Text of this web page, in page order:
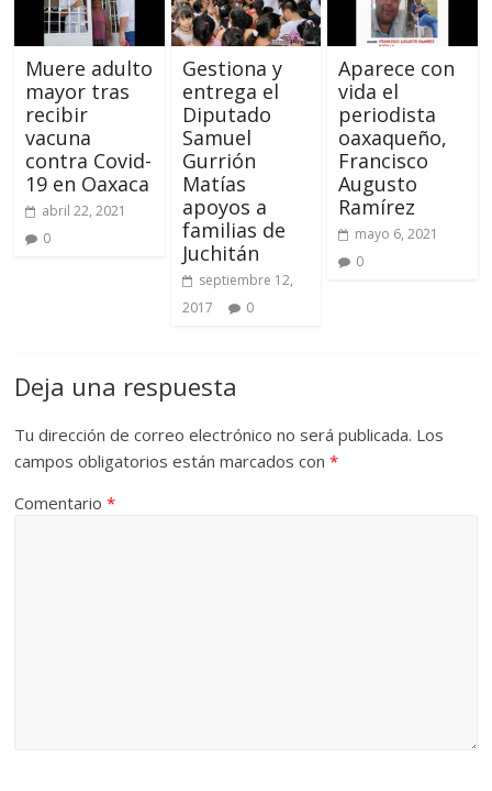
Muere adulto
mayor tras
recibir
vacuna
contra Covid-
19 en Oaxaca
abril 22, 2021
0
Gestiona y
entrega el
Diputado
Samuel
Gurrión
Matías
apoyos a
familias de
Juchitán
septiembre 12,
2017
0
Aparece con
vida el
periodista
oaxaqueño,
Francisco
Augusto
Ramírez
mayo 6, 2021
0
Deja una respuesta
Tu dirección de correo electrónico no será publicada. Los
campos obligatorios están marcados con*
Comentario*